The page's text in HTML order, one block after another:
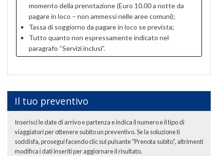
momento della prenotazione (Euro 10.00 a notte da
pagare in loco – non ammessi nelle aree comuni);
Tassa di soggiorno da pagare in loco se prevista;
Tutto quanto non espressamente indicato nel
paragrafo “Servizi inclusi”.
Il tuo preventivo
Inserisci le date di arrivo e partenza e indica il numero e il tipo di
viaggiatori per ottenere subito un preventivo. Se la soluzione ti
soddisfa, prosegui facendo clic sul pulsante “Prenota subito”, altrimenti
modifica i dati inseriti per aggiornare il risultato.